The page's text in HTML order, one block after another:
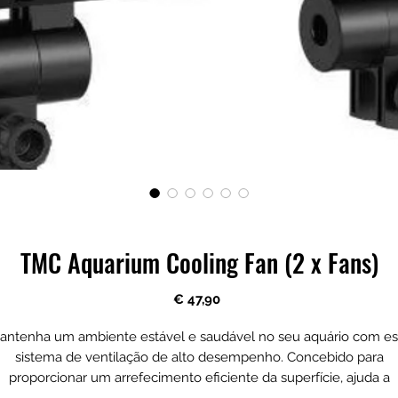
TMC Aquarium Cooling Fan (2 x Fans)
€ 47,90Preço
um ambiente estável e saudável no seu aquário com
sistema de ventilação de alto desempenho. Concebido para
proporcionar um arrefecimento eficiente da superfície, ajuda a